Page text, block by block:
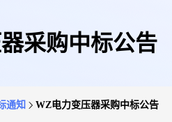
采购中标公告
通知 WZ电力变压器采购中标公告